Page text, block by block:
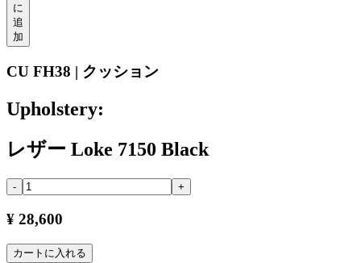
に
追
加
CU FH38 | クッション
Upholstery:
レザー Loke 7150 Black
- +
¥ 28,600
カートに入れる